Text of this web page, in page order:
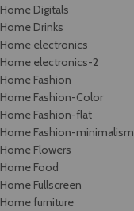
Home Digitals
Home Drinks
Home electronics
Home electronics-2
Home Fashion
Home Fashion-Color
Home Fashion-flat
Home Fashion-minimalism
Home Flowers
Home Food
Home Fullscreen
Home furniture